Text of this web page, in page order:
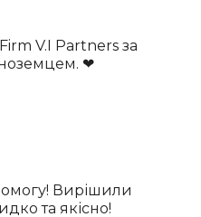
V.I Partners за
❤
Вирішили
та якісно!